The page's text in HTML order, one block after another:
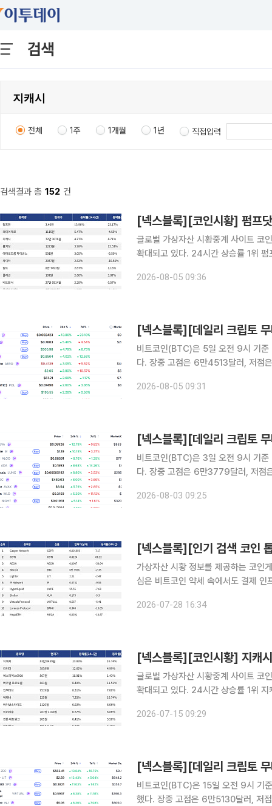
검색
전체 1주 1개월 1년 직접입력
검색결과 총 152 건
[넥스블록][코인시황] 펌프
글로벌 가상자산 시황중계 사이트 코
확대되고 있다. 24시간 상승률 1위 펌프닷펀(PUMP)은 24시간 동안 13.96% 상승했으며, 7일 기
으로는 4.55% 하락했다. 3위 지캐
2026-08-05 09:36
비트코인(BTC)은 5일 오전 9시 기
다. 장중 고점은 6만4513달러, 저점
2026-08-05 09:31
비트코인(BTC)은 3일 오전 9시 기
다. 장중 고점은 6만3779달러, 저점
2026-08-03 09:25
가상자산 시황 정보를 제공하는 코
심은 비트코인 약세 속에서도 결제
67.12% 올랐고 거래량도 1억216만
2026-07-28 16:34
[넥스블록][코인시황] 지캐
글로벌 가상자산 시황중계 사이트 코
확대되고 있다. 24시간 상승률 1위 지캐시(ZEC)는 24시간 동안 13.83% 상승했으며, 7일 기준으
4.99%를 기록했다. 3위 에스피엑
2026-07-15 09:29
비트코인(BTC)은 15일 오전 9시
했다. 장중 고점은 6만5130달러, 저